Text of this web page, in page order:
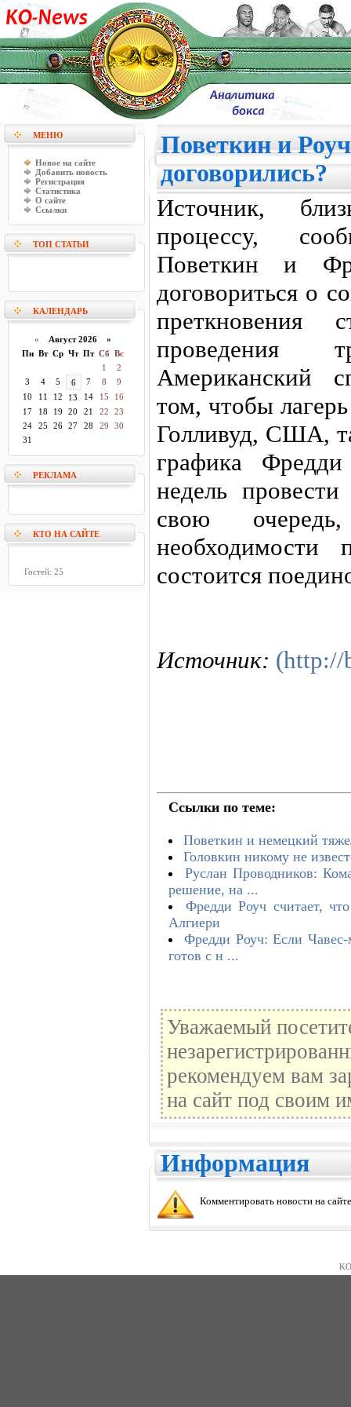
МЕНЮ
Новое на сайте
Добавить новость
Регистрация
Статистика
О сайте
Ссылки
ТОП СТАТЬИ
КАЛЕНДАРЬ
« Август 2026 »
Пн Вт Ср Чт Пт Сб Вс
1
2
3
4 5 6 7 8
9
10
11 12 13 14 15
16
17
18 19 20 21 22
23
24
25 26 27 28 29
30
31
РЕКЛАМА
КТО НА САЙТЕ
Гостей: 25
Поветкин и
договорились?
Источник,
процессу,
Поветкин и
договориться о
проведения
Американский
том, чтобы
Голливуд, США,
графика
недель
свою
необходимости
состоится
Источник: (http://
Ссылки по теме:
Поветкин и немецкий
Головкин никому не
Руслан Проводников:
решение, на ...
Фредди Роуч считает,
Алгиери
Фредди Роуч: Если Чавес-
готов с н ...
Уважаемый
рекомендуем вам
на сайт под своим
Информация
Комментировать новости на